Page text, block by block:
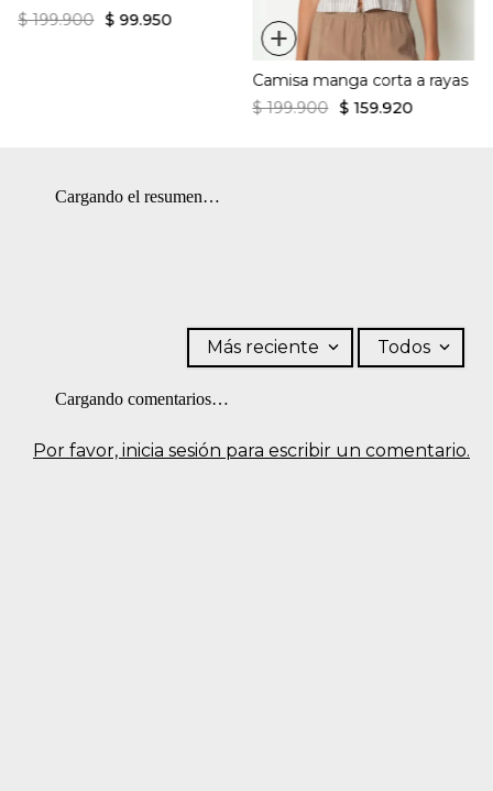
$ 199.900 $ 99.950 +
Camisa manga corta a rayas
$ 199.900 $ 159.920
Cargando el resumen…
Por favor, inicia sesión para escribir un comentario.
Más reciente Todos
Cargando comentarios…